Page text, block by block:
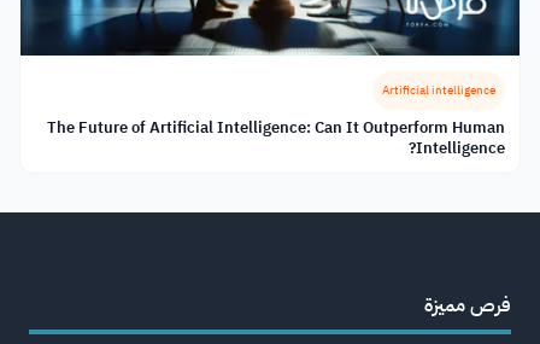
Artificial intelligence
The Future of Artificial Intelligence: Can It Outperform Human
Intelligence?
فرص مميزة